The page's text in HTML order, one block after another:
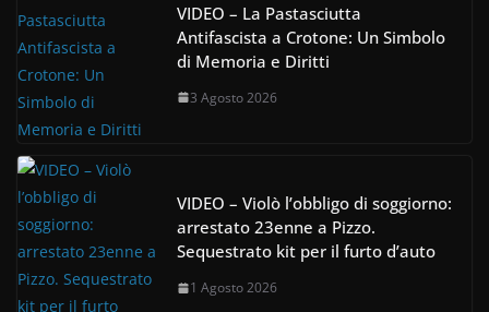
VIDEO – La Pastasciutta
Antifascista a Crotone: Un Simbolo
di Memoria e Diritti
3 Agosto 2026
VIDEO – Violò l’obbligo di soggiorno:
arrestato 23enne a Pizzo.
Sequestrato kit per il furto d’auto
1 Agosto 2026